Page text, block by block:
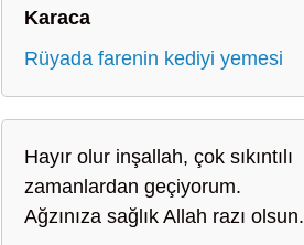
Karaca
Rüyada farenin kediyi yemesi
Hayır olur inşallah, çok sıkıntılı
zamanlardan geçiyorum.
Ağzınıza sağlık Allah razı olsun.